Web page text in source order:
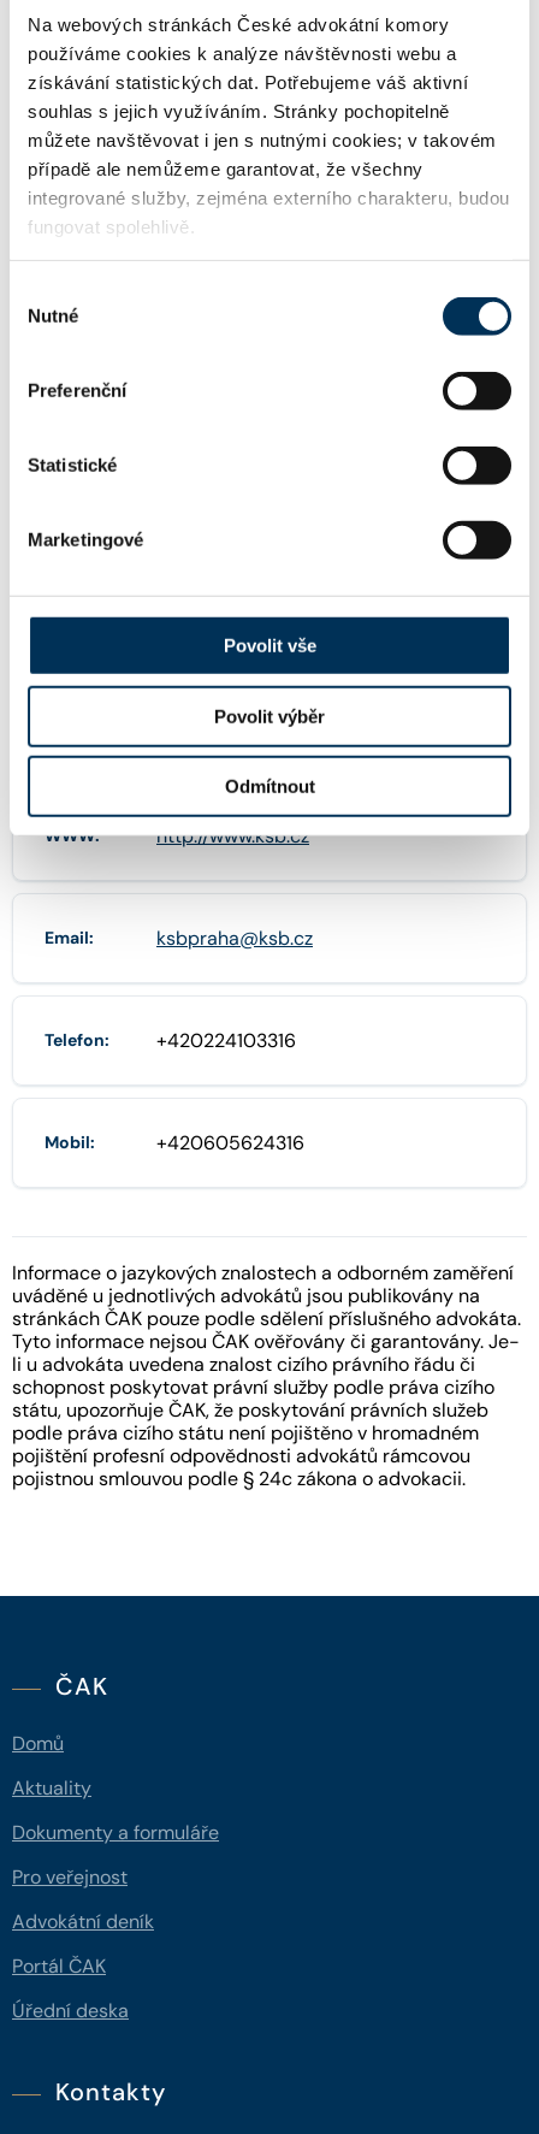
Na webových stránkách České advokátní komory
používáme cookies k analýze návštěvnosti webu a
získávání statistických dat. Potřebujeme váš aktivní
souhlas s jejich využíváním. Stránky pochopitelně
můžete navštěvovat i jen s nutnými cookies; v takovém
případě ale nemůžeme garantovat, že všechny
integrované služby, zejména externího charakteru, budou
fungovat spolehlivě.
souhlasu
Nutné
Preferenční
Statistické
Marketingové
Povolit vše
Povolit výběr
Odmítnout
Stav: Aktivní
KONTAKT
WWW: http://www.ksb.cz
Email:
Jungmannova 745/24 , 11000 Praha
WWW: http://www.ksb.cz
Email: ksbpraha@ksb.cz
Telefon: +420224103316
Mobil: +420605624316
Informace o jazykových znalostech a odborném zaměření
uváděné u jednotlivých advokátů jsou publikovány na
stránkách ČAK pouze podle sdělení příslušného advokáta.
Tyto informace nejsou ČAK ověřovány či garantovány. Je-
li u advokáta uvedena znalost cizího právního řádu či
schopnost poskytovat právní služby podle práva cizího
státu, upozorňuje ČAK, že poskytování právních služeb
podle práva cizího státu není pojištěno v hromadném
pojištění profesní odpovědnosti advokátů rámcovou
pojistnou smlouvou podle § 24c zákona o advokacii.
ČAK
Domů
Aktuality
Dokumenty a formuláře
Pro veřejnost
Advokátní deník
Portál ČAK
Úřední deska
Kontakty